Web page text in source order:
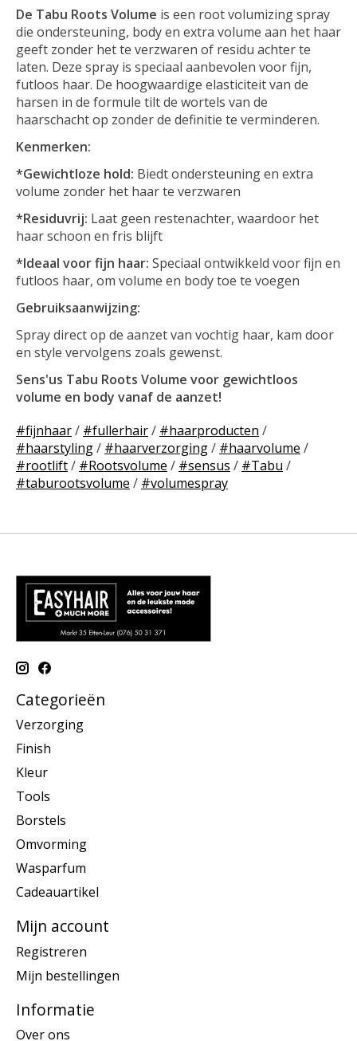
De Tabu Roots Volume is een root volumizing spray
die ondersteuning, body en extra volume aan het haar
geeft zonder het te verzwaren of residu achter te
laten. Deze spray is speciaal aanbevolen voor fijn,
futloos haar. De hoogwaardige elasticiteit van de
harsen in de formule tilt de wortels van de
haarschacht op zonder de definitie te verminderen.
Kenmerken:
*Gewichtloze hold: Biedt ondersteuning en extra
volume zonder het haar te verzwaren
*Residuvrij: Laat geen restenachter, waardoor het
haar schoon en fris blijft
*Ideaal voor fijn haar: Speciaal ontwikkeld voor fijn en
futloos haar, om volume en body toe te voegen
Gebruiksaanwijzing:
Spray direct op de aanzet van vochtig haar, kam door
en style vervolgens zoals gewenst.
Sens'us Tabu Roots Volume voor gewichtloos
volume en body vanaf de aanzet!
#fijnhaar/ #fullerhair/ #haarproducten /
#haarstyling/ #haarverzorging/ #haarvolume /
#rootlift/ #Rootsvolume / #sensus / #Tabu /
#taburootsvolume / #volumespray
Categorieën
Verzorging
Finish
Kleur
Tools
Borstels
Omvorming
Wasparfum
Cadeauartikel
Mijn account
Registreren
Mijn bestellingen
Informatie
Over ons